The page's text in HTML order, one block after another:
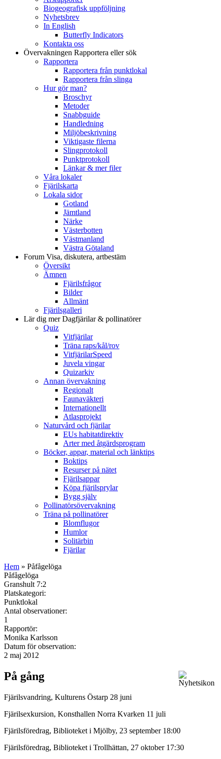
Biogeografisk uppföljning
Nyhetsbrev
In English
Butterfly Indicators
Kontakta oss
Övervakningen Rapportera eller sök
Rapportera
Rapportera från punktlokal
Rapportera från slinga
Hur gör man?
Broschyr
Metoder
Snabbguide
Handledning
Miljöbeskrivning
Viktigaste filerna
Slingprotokoll
Punktprotokoll
Länkar & mer filer
Våra lokaler
Fjärilskarta
Lokala sidor
Gotland
Jämtland
Närke
Västerbotten
Västmanland
Västra Götaland
Forum Visa, diskutera, artbestäm
Översikt
Ämnen
Fjärilsfrågor
Bilder
Allmänt
Fjärilsgalleri
Lär dig merDagfjärilar & pollinatörer
Quiz
Vitfjärilar
Träna raps/kål/rov
VitfjärilarSpeed
Juvela vingar
Quizarkiv
Annan övervakning
Regionalt
Faunaväkteri
Internationellt
Atlasprojekt
Naturvård och fjärilar
EUs habitatdirektiv
Arter med åtgärdsprogram
Böcker, appar, material och länktips
Boktips
Resurser på nätet
Fjärilsappar
Köpa fjärilsprylar
Bygg själv
Pollinatörsövervakning
Träna på pollinatörer
Blomflugor
Humlor
Solitärbin
Fjärilar
Hem » Påfågelöga
Påfågelöga
Granshult 7:2
Platskategori:
Punktlokal
Antal observationer:
1
Rapportör:
Monika Karlsson
Datum för observation:
2 maj 2012
På gång
Fjärilsvandring, Kulturens Östarp 28 juni
Fjärilsexkursion, Konsthallen Norra Kvarken 11 juli
Fjärilsföredrag, Biblioteket i Mjölby, 23 september 18:00
Fjärilsföredrag, Biblioteket i Trollhättan, 27 oktober 17:30